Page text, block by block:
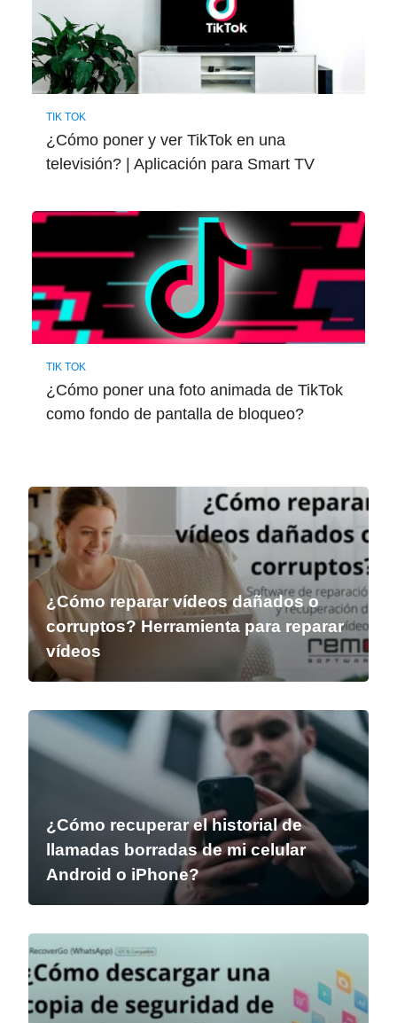
TIK TOK
¿Cómo poner y ver TikTok en una
televisión? | Aplicación para Smart TV
TIK TOK
¿Cómo poner una foto animada de TikTok
como fondo de pantalla de bloqueo?
¿Cómo reparar vídeos dañados o
corruptos? Herramienta para reparar
vídeos
¿Cómo recuperar el historial de
llamadas borradas de mi celular
Android o iPhone?